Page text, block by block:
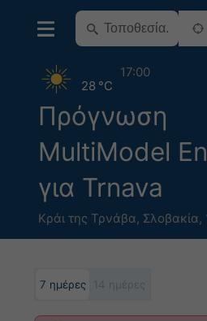
Πρόγνωση
MultiModel
για Trnava
Κράι της Τρνάβα, Σλοβακία,
28 °C
17:00
7 ημέρες